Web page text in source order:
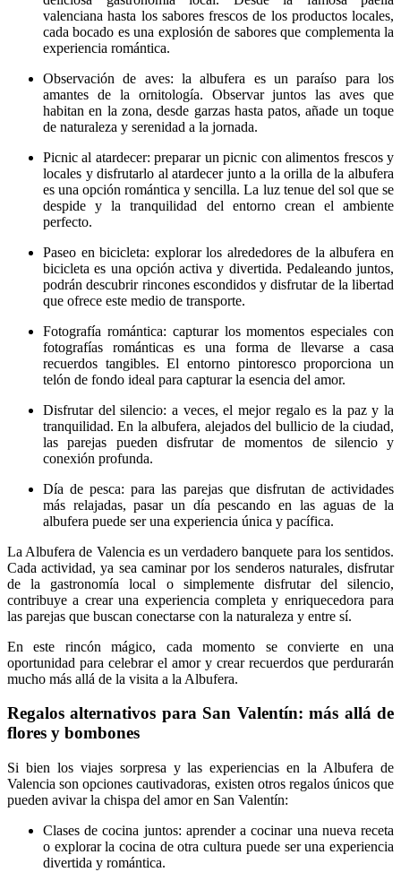
valenciana hasta los sabores frescos de los productos locales,
cada bocado es una explosión de sabores que complementa la
experiencia romántica.
Observación de aves: la albufera es un paraíso para los
amantes de la ornitología. Observar juntos las aves que
habitan en la zona, desde garzas hasta patos, añade un toque
de naturaleza y serenidad a la jornada.
Picnic al atardecer: preparar un picnic con alimentos frescos y
locales y disfrutarlo al atardecer junto a la orilla de la albufera
es una opción romántica y sencilla. La luz tenue del sol que se
despide y la tranquilidad del entorno crean el ambiente
perfecto.
Paseo en bicicleta: explorar los alrededores de la albufera en
bicicleta es una opción activa y divertida. Pedaleando juntos,
podrán descubrir rincones escondidos y disfrutar de la libertad
que ofrece este medio de transporte.
Fotografía romántica: capturar los momentos especiales con
fotografías románticas es una forma de llevarse a casa
recuerdos tangibles. El entorno pintoresco proporciona un
telón de fondo ideal para capturar la esencia del amor.
Disfrutar del silencio: a veces, el mejor regalo es la paz y la
tranquilidad. En la albufera, alejados del bullicio de la ciudad,
las parejas pueden disfrutar de momentos de silencio y
conexión profunda.
Día de pesca: para las parejas que disfrutan de actividades
más relajadas, pasar un día pescando en las aguas de la
albufera puede ser una experiencia única y pacífica.
La Albufera de Valencia es un verdadero banquete para los sentidos.
Cada actividad, ya sea caminar por los senderos naturales, disfrutar
de la gastronomía local o simplemente disfrutar del silencio,
contribuye a crear una experiencia completa y enriquecedora para
las parejas que buscan conectarse con la naturaleza y entre sí.
En este rincón mágico, cada momento se convierte en una
oportunidad para celebrar el amor y crear recuerdos que perdurarán
mucho más allá de la visita a la Albufera.
Regalos alternativos para San Valentín: más allá de
flores y bombones
Si bien los viajes sorpresa y las experiencias en la Albufera de
Valencia son opciones cautivadoras, existen otros regalos únicos que
pueden avivar la chispa del amor en San Valentín:
Clases de cocina juntos: aprender a cocinar una nueva receta
o explorar la cocina de otra cultura puede ser una experiencia
divertida y romántica.